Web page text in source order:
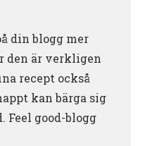
din blogg mer
den är verkligen
recept också
kan bärga sig
Feel good-blogg